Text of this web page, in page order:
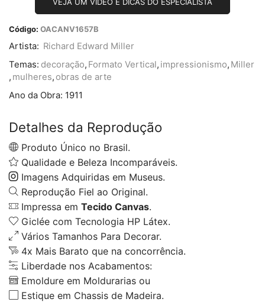
Código: OACANV1657B
Artista: Richard Edward Miller
Temas: decoração, Formato Vertical, impressionismo, Miller
, mulheres, obras de arte
Ano da Obra: 1911
Detalhes da Reprodução
Produto Único no Brasil.
Qualidade e Beleza Incomparáveis.
Imagens Adquiridas em Museus.
Reprodução Fiel ao Original.
Impressa em Tecido Canvas.
Giclée com Tecnologia HP Látex.
Vários Tamanhos Para Decorar.
4x Mais Barato que na concorrência.
Liberdade nos Acabamentos:
Emoldure em Moldurarias ou
Estique em Chassis de Madeira.